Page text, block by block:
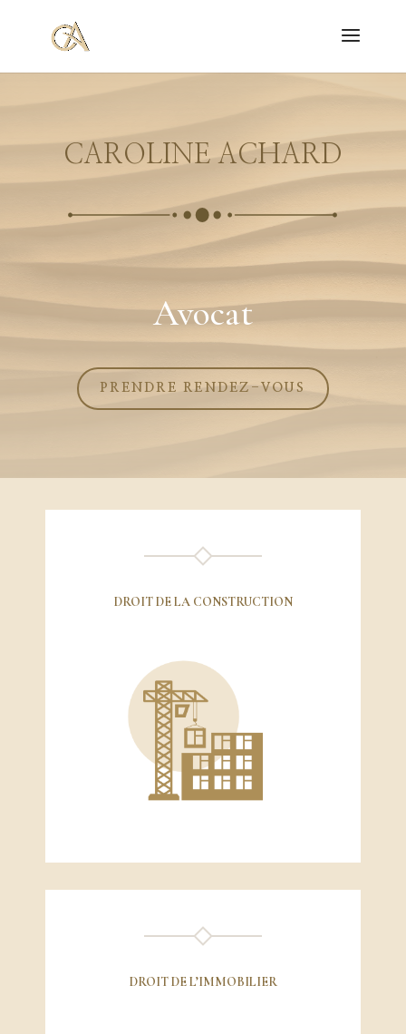
CAROLINE ACHARD
Avocat
PRENDRE RENDEZ-VOUS
DROIT DE LA CONSTRUCTION
DROIT DE L’IMMOBILIER